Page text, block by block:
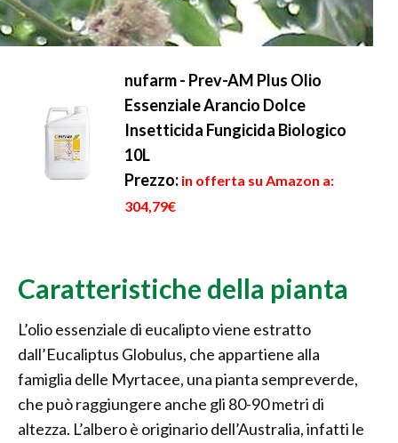
nufarm - Prev-AM Plus Olio
Essenziale Arancio Dolce
Insetticida Fungicida Biologico
10L
Prezzo: in offerta su Amazon a:
304,79€
Caratteristiche della pianta
L’olio essenziale di eucalipto viene estratto
dall’Eucaliptus Globulus, che appartiene alla
famiglia delle Myrtacee, una pianta sempreverde,
che può raggiungere anche gli 80-90 metri di
altezza. L’albero è originario dell’Australia, infatti le